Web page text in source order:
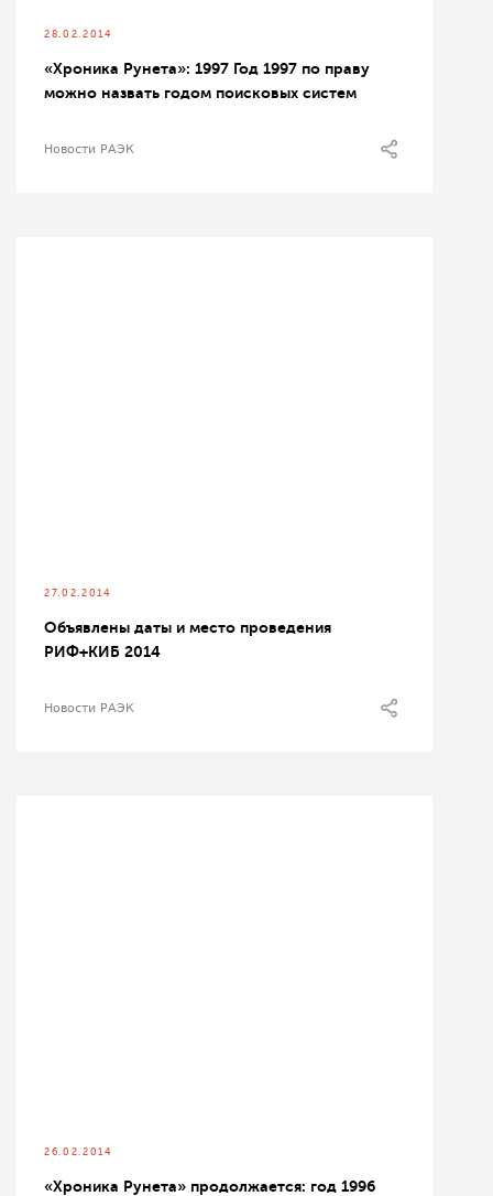
28.02.2014
«Хроника Рунета»: 1997 Год 1997 по праву
можно назвать годом поисковых систем
Новости РАЭК
27.02.2014
Объявлены даты и место проведения
РИФ+КИБ 2014
Новости РАЭК
26.02.2014
«Хроника Рунета» продолжается: год 1996